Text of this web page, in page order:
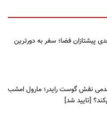
پیشتازان فضا؛ سفر به دورترین
نقش گوست رایدر؛ مارول امشب
[تایید شد]